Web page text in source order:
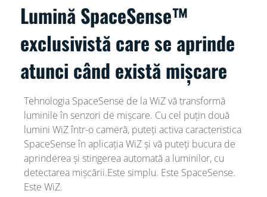
Lumină SpaceSense™
exclusivistă care se aprinde
atunci când există mișcare
Tehnologia SpaceSense de la WiZ vă transformă
luminile în senzori de mișcare. Cu cel puțin două
lumini WiZ într-o cameră, puteți activa caracteristica
SpaceSense în aplicația WiZ și vă puteți bucura de
aprinderea și stingerea automată a luminilor, cu
detectarea mișcării.Este simplu. Este SpaceSense.
Este WiZ.